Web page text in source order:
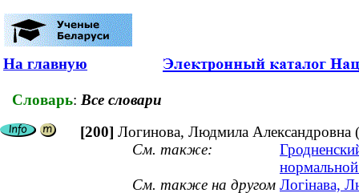
На главную
Словарь: Все словари
[200] Логинова, Людмила Александровна
См. также:
См. также на другом Логінава,